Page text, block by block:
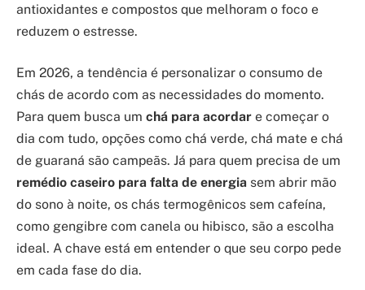
antioxidantes e compostos que melhoram o foco e
reduzem o estresse.
Em 2026, a tendência é personalizar o consumo de
chás de acordo com as necessidades do momento.
Para quem busca um chá para acordar e começar o
dia com tudo, opções como chá verde, chá mate e chá
de guaraná são campeãs. Já para quem precisa de um
remédio caseiro para falta de energia sem abrir mão
do sono à noite, os chás termogênicos sem cafeína,
como gengibre com canela ou hibisco, são a escolha
ideal. A chave está em entender o que seu corpo pede
em cada fase do dia.